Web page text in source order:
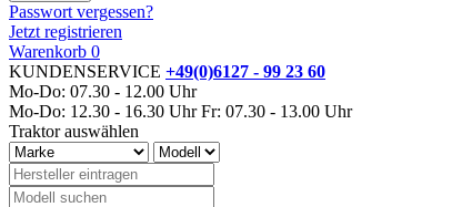
Passwort vergessen?
Jetzt registrieren
Warenkorb 0
KUNDENSERVICE +49(0)6127 - 99 23 60
Mo-Do: 07.30 - 12.00 Uhr
Mo-Do: 12.30 - 16.30 Uhr Fr: 07.30 - 13.00 Uhr
Traktor auswählen